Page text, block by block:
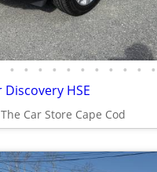
• • • • • • • • • • •
HSE
The Car Store Cape Cod